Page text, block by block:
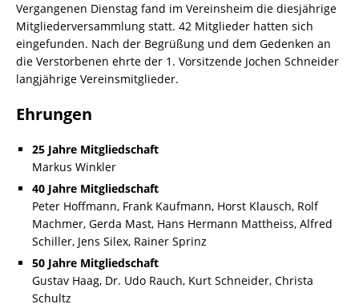
Vergangenen Dienstag fand im Vereinsheim die diesjährige
Mitgliederversammlung statt. 42 Mitglieder hatten sich
eingefunden. Nach der Begrüßung und dem Gedenken an
die Verstorbenen ehrte der 1. Vorsitzende Jochen Schneider
langjährige Vereinsmitglieder.
Ehrungen
25 Jahre Mitgliedschaft
Markus Winkler
40 Jahre Mitgliedschaft
Peter Hoffmann, Frank Kaufmann, Horst Klausch, Rolf
Machmer, Gerda Mast, Hans Hermann Mattheiss, Alfred
Schiller, Jens Silex, Rainer Sprinz
50 Jahre Mitgliedschaft
Gustav Haag, Dr. Udo Rauch, Kurt Schneider, Christa
Schultz